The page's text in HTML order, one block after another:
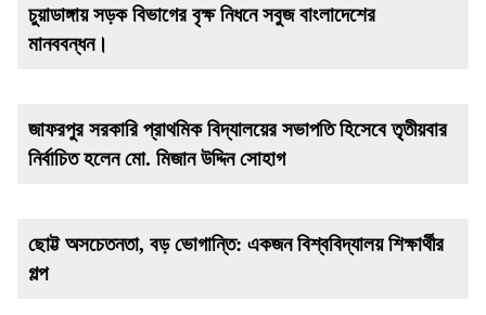
চুয়াডাঙ্গায় সড়ক বিভাগের বৃক্ষ নিধনে সবুজ বাংলাদেশের
মানববন্ধন।
জাফরপুর সরকারি প্রাথমিক বিদ্যালয়ের সভাপতি হিসেবে তৃতীয়বার
নির্বাচিত হলেন মো. মিজান উদ্দিন সোহাগ
ছোট্ট অসচেতনতা, বড় ভোগান্তি: একজন বিশ্ববিদ্যালয় শিক্ষার্থীর
গল্প